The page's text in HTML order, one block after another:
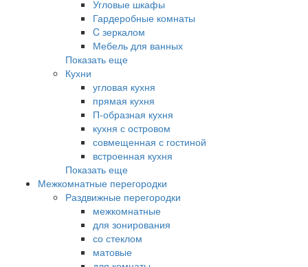
Угловые шкафы
Гардеробные комнаты
C зеркалом
Мебель для ванных
Показать еще
Кухни
угловая кухня
прямая кухня
П-образная кухня
кухня с островом
совмещенная с гостиной
встроенная кухня
Показать еще
Межкомнатные перегородки
Раздвижные перегородки
межкомнатные
для зонирования
со стеклом
матовые